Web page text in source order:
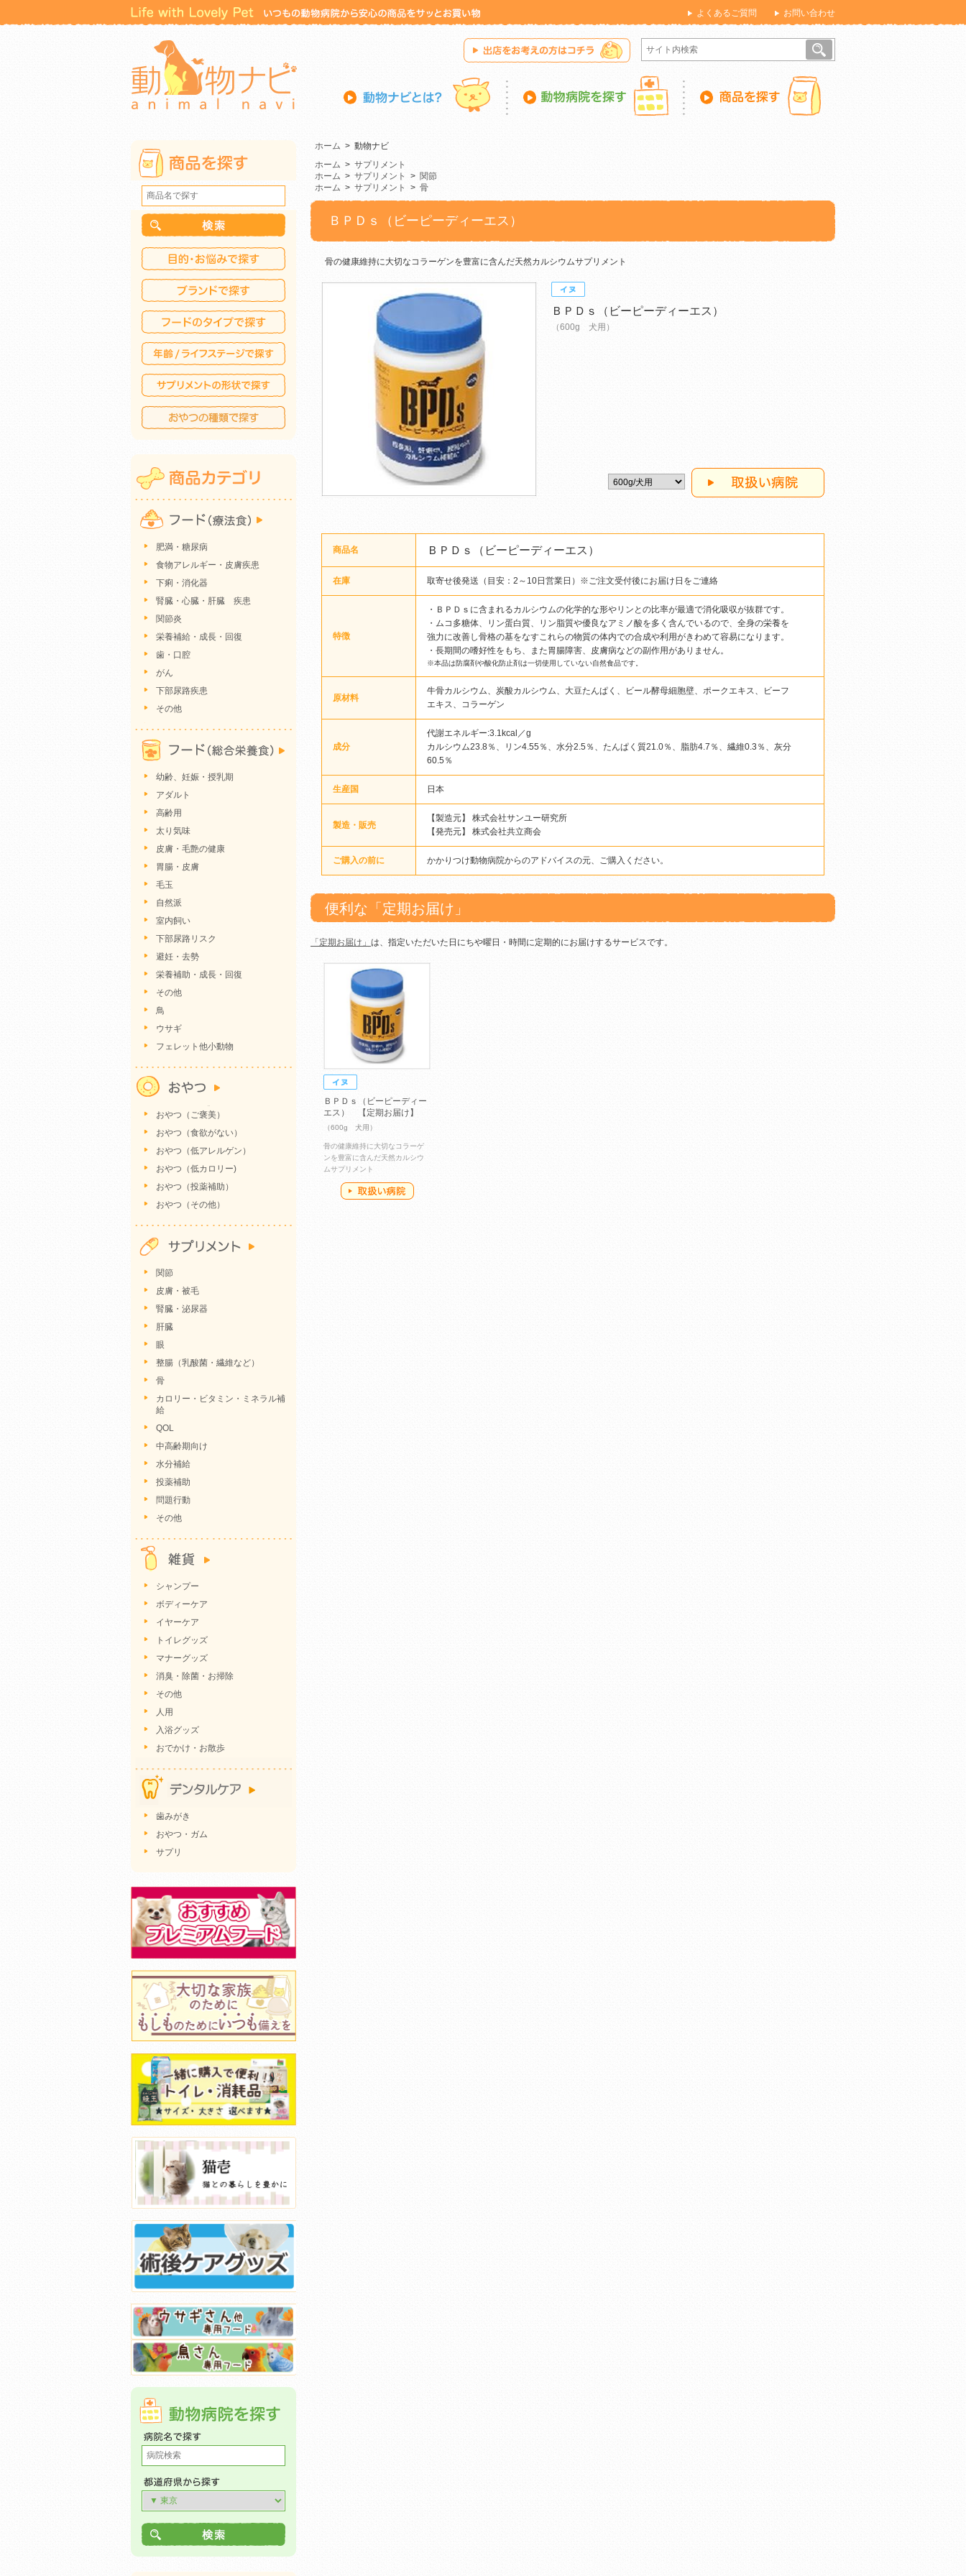
よくあるご質問 お問い合わせ
ホーム > 動物ナビ
ホーム > サプリメント
ホーム > サプリメント > 関節
ホーム > サプリメント > 骨
ＢＰＤｓ（ビーピーディーエス）
骨の健康維持に大切なコラーゲンを豊富に含んだ天然カルシウムサプリメント
ＢＰＤｓ（ビーピーディーエス）
（600g 犬用）
商品名 ＢＰＤｓ（ビーピーディーエス）
在庫 取寄せ後発送（目安：2～10日営業日）※ご注文受付後にお届け日をご連絡
特徴
・ＢＰＤｓに含まれるカルシウムの化学的な形やリンとの比率が最適で消化吸収が抜群です。
・ムコ多糖体、リン蛋白質、リン脂質や優良なアミノ酸を多く含んでいるので、全身の栄養を
強力に改善し骨格の基をなすこれらの物質の体内での合成や利用がきわめて容易になります。
・長期間の嗜好性をもち、また胃腸障害、皮膚病などの副作用がありません。
※本品は防腐剤や酸化防止剤は一切使用していない自然食品です。
原材料
牛骨カルシウム、炭酸カルシウム、大豆たんぱく、ビール酵母細胞壁、ポークエキス、ビーフ
エキス、コラーゲン
成分
代謝エネルギー:3.1kcal／g
カルシウム23.8％、リン4.55％、水分2.5％、たんぱく質21.0％、脂肪4.7％、繊維0.3％、灰分
60.5％
生産国 日本
製造・販売
【製造元】 株式会社サンユー研究所
【発売元】 株式会社共立商会
ご購入の前に かかりつけ動物病院からのアドバイスの元、ご購入ください。
便利な「定期お届け」
「定期お届け」 は、指定いただいた日にちや曜日・時間に定期的にお届けするサービスです。
ＢＰＤｓ（ビーピーディー
エス） 【定期お届け】
（600g 犬用）
骨の健康維持に大切なコラーゲ
ンを豊富に含んだ天然カルシウ
ムサプリメント
肥満・糖尿病
食物アレルギー・皮膚疾患
下痢・消化器
腎臓・心臓・肝臓 疾患
関節炎
栄養補給・成長・回復
歯・口腔
がん
下部尿路疾患
その他
幼齢、妊娠・授乳期
アダルト
高齢用
太り気味
皮膚・毛艶の健康
胃腸・皮膚
毛玉
自然派
室内飼い
下部尿路リスク
避妊・去勢
栄養補助・成長・回復
その他
鳥
ウサギ
フェレット他小動物
おやつ（ご褒美）
おやつ（食欲がない）
おやつ（低アレルゲン）
おやつ（低カロリー)
おやつ（投薬補助）
おやつ（その他）
関節
皮膚・被毛
腎臓・泌尿器
肝臓
眼
整腸（乳酸菌・繊維など）
骨
カロリー・ビタミン・ミネラル補
給
QOL
中高齢期向け
水分補給
投薬補助
問題行動
その他
シャンプー
ボディーケア
イヤーケア
トイレグッズ
マナーグッズ
消臭・除菌・お掃除
その他
人用
入浴グッズ
おでかけ・お散歩
歯みがき
おやつ・ガム
サプリ